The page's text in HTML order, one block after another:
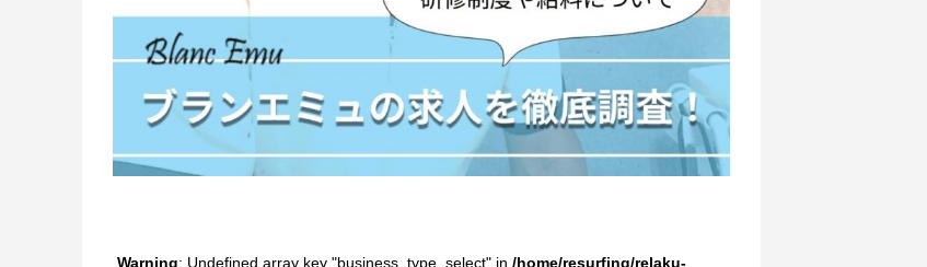
Warning: Undefined array key "business_type_select" in /home/resurfing/relaku-